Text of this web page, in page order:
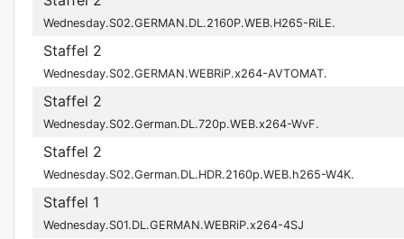
Wednesday.S02.GERMAN.DL.2160P.WEB.H265-RiLE.
Staffel 2
Wednesday.S02.GERMAN.WEBRiP.x264-AVTOMAT.
Staffel 2
Wednesday.S02.German.DL.720p.WEB.x264-WvF.
Staffel 2
Wednesday.S02.German.DL.HDR.2160p.WEB.h265-W4K.
Staffel 1
Wednesday.S01.DL.GERMAN.WEBRiP.x264-4SJ